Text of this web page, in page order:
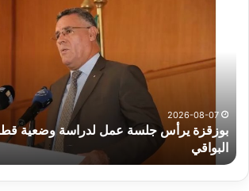
لدراسة
الري
بولاية
البواقي
2026-08-07
بوزقزة يرأس جلسة عمل لدراسة وضعية
البواقي